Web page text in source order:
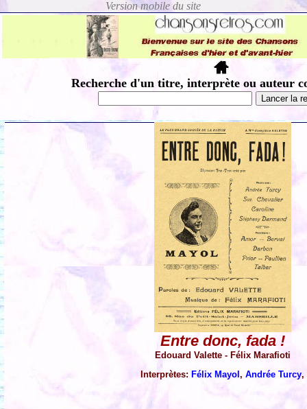
Recherche d'un titre, interprète ou auteur
Entre donc, fada !
Edouard Valette - Félix Marafioti
Interprètes: Félix Mayol,Andrée Turcy,